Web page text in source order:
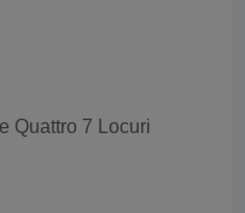
Quattro 7 Locuri